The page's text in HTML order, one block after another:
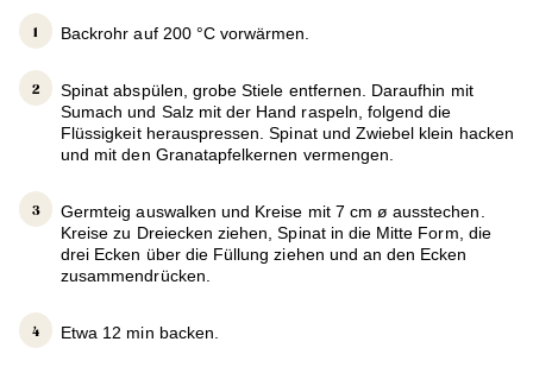
Backrohr auf 200 °C vorwärmen.
Spinat abspülen, grobe Stiele entfernen. Daraufhin mit
Sumach und Salz mit der Hand raspeln, folgend die
Flüssigkeit herauspressen. Spinat und Zwiebel klein hacken
und mit den Granatapfelkernen vermengen.
Germteig auswalken und Kreise mit 7 cm ø ausstechen.
Kreise zu Dreiecken ziehen, Spinat in die Mitte Form, die
drei Ecken über die Füllung ziehen und an den Ecken
zusammendrücken.
Etwa 12 min backen.